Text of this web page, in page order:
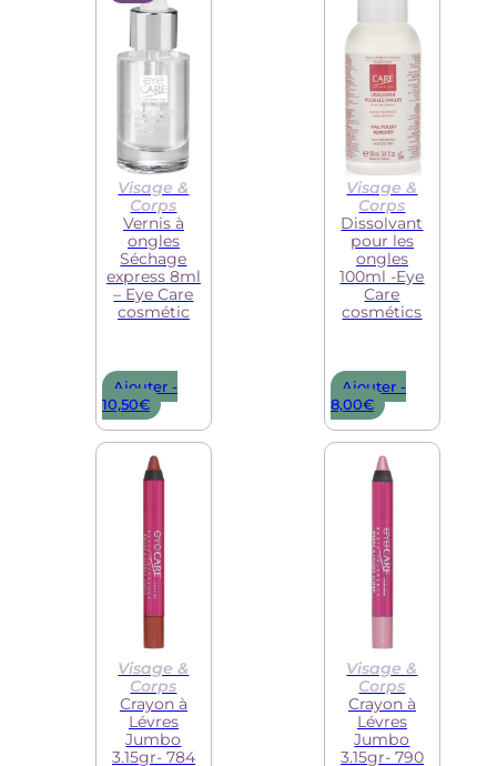
Visage &
Corps
Vernis à
ongles
Séchage
express 8ml
– Eye Care
cosmétic
Ajouter -Le
prix
était :
11,20€.
10,50€Le
prix
actuel
est :
10,50€.
Visage &
Corps
Dissolvant
pour les
ongles
100ml -Eye
Care
cosmétics
Ajouter -
8,00€
Visage &
Corps
Crayon à
Lévres
Jumbo
3.15gr- 784
Visage &
Corps
Crayon à
Lévres
Jumbo
3.15gr- 790